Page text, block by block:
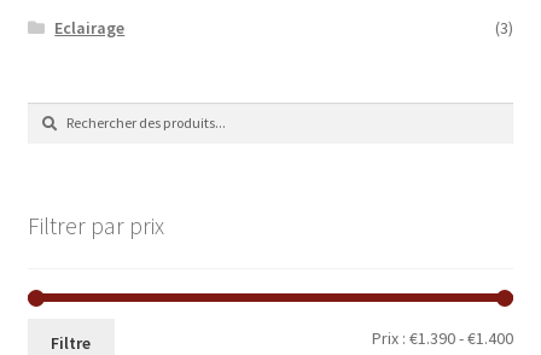
Eclairage
(3)
Recherche
Recherche
Filtrer par prix
Prix
Prix
Filtre Prix :€1.390-€1.400